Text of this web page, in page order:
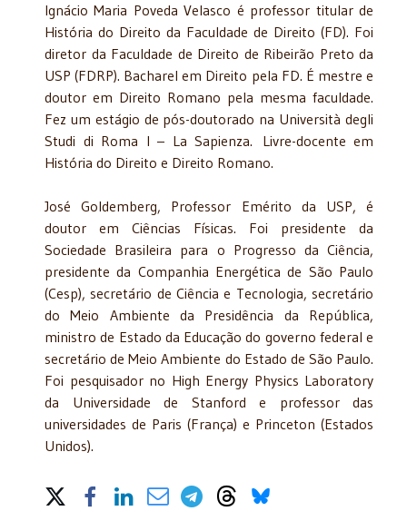
Ignácio Maria Poveda Velasco é professor titular de
História do Direito da Faculdade de Direito (FD). Foi
diretor da Faculdade de Direito de Ribeirão Preto da
USP (FDRP). Bacharel em Direito pela FD. É mestre e
doutor em Direito Romano pela mesma faculdade.
Fez um estágio de pós-doutorado na Università degli
Studi di Roma I – La Sapienza. Livre-docente em
História do Direito e Direito Romano.
José Goldemberg, Professor Emérito da USP, é
doutor em Ciências Físicas. Foi presidente da
Sociedade Brasileira para o Progresso da Ciência,
presidente da Companhia Energética de São Paulo
(Cesp), secretário de Ciência e Tecnologia, secretário
do Meio Ambiente da Presidência da República,
ministro de Estado da Educação do governo federal e
secretário de Meio Ambiente do Estado de São Paulo.
Foi pesquisador no High Energy Physics Laboratory
da Universidade de Stanford e professor das
universidades de Paris (França) e Princeton (Estados
Unidos).
Share on Social Media